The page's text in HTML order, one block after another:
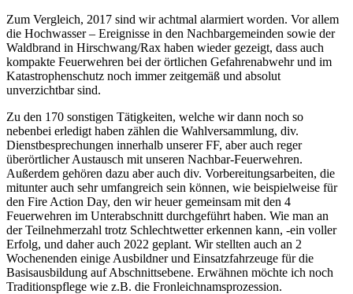
Zum Vergleich, 2017 sind wir achtmal alarmiert worden. Vor allem
die Hochwasser – Ereignisse in den Nachbargemeinden sowie der
Waldbrand in Hirschwang/Rax haben wieder gezeigt, dass auch
kompakte Feuerwehren bei der örtlichen Gefahrenabwehr und im
Katastrophenschutz noch immer zeitgemäß und absolut
unverzichtbar sind.
Zu den 170 sonstigen Tätigkeiten, welche wir dann noch so
nebenbei erledigt haben zählen die Wahlversammlung, div.
Dienstbesprechungen innerhalb unserer FF, aber auch reger
überörtlicher Austausch mit unseren Nachbar-Feuerwehren.
Außerdem gehören dazu aber auch div. Vorbereitungsarbeiten, die
mitunter auch sehr umfangreich sein können, wie beispielweise für
den Fire Action Day, den wir heuer gemeinsam mit den 4
Feuerwehren im Unterabschnitt durchgeführt haben. Wie man an
der Teilnehmerzahl trotz Schlechtwetter erkennen kann, -ein voller
Erfolg, und daher auch 2022 geplant. Wir stellten auch an 2
Wochenenden einige Ausbildner und Einsatzfahrzeuge für die
Basisausbildung auf Abschnittsebene. Erwähnen möchte ich noch
Traditionspflege wie z.B. die Fronleichnamsprozession.